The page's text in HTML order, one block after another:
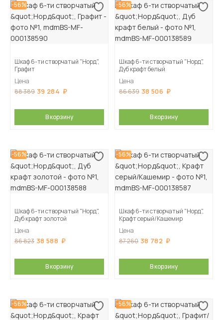
-56%
Шкаф 6-ти створчатый "Норд",
Графит
Цена
88 389 39 284
В корзину
-56%
Шкаф 6-ти створчатый "Норд",
Дуб крафт белый
Цена
86 639 38 506
В корзину
-56%
Шкаф 6-ти створчатый "Норд",
Дуб крафт золотой
Цена
86 823 38 588
В корзину
-56%
Шкаф 6-ти створчатый "Норд",
Крафт серый/Кашемир
Цена
87 260 38 782
В корзину
-56% -56%